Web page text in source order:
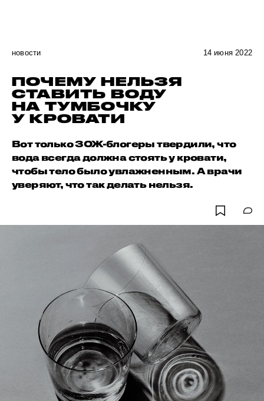
новости 14 июня 2022
ПОЧЕМУ НЕЛЬЗЯ
СТАВИТЬ ВОДУ
НА ТУМБОЧКУ
У КРОВАТИ
Вот только ЗОЖ-блогеры твердили, что
вода всегда должна стоять у кровати,
чтобы тело было увлажненным. А врачи
уверяют, что так делать нельзя.